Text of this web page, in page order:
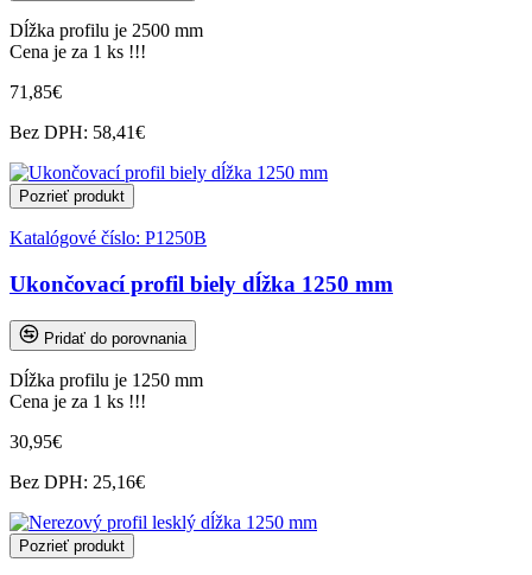
Dĺžka profilu je 2500 mm
Cena je za 1 ks !!!
71,85€
Bez DPH: 58,41€
Pozrieť produkt
Katalógové číslo: P1250B
Ukončovací profil biely dĺžka 1250 mm
Pridať do porovnania
Dĺžka profilu je 1250 mm
Cena je za 1 ks !!!
30,95€
Bez DPH: 25,16€
Pozrieť produkt